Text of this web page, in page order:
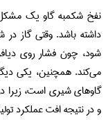
نفخ شکمبه گاو یک
داشته باشد. وقتی گاز
شود، چون فشار روی
می‌کند. همچنین، یکی
گاوهای شیری است، زیرا
و در نتیجه افت عملکرد